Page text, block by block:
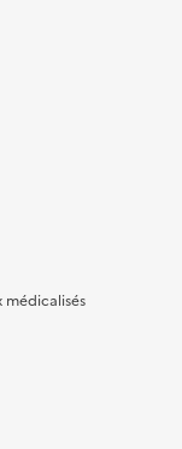
médicalisés